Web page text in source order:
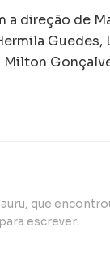
direção de
Guedes,
que
escrever.